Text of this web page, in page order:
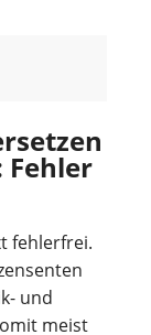
Fehler
fehlerfrei.
und
meist